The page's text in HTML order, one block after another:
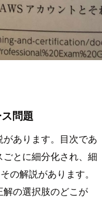
問題
あります。目次であ
とに細分化され、細
の解説があります。
の選択肢のどこが